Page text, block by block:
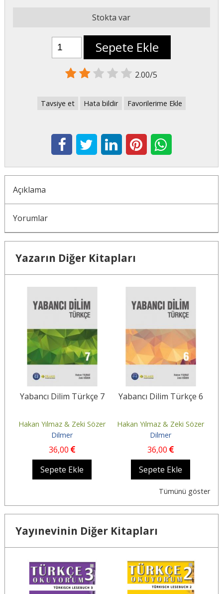
Stokta var
Sepete Ekle
2.00/5
Tavsiye et Hata bildir Favorilerime Ekle
Açıklama
Yorumlar
Yazarın Diğer Kitapları
Yabancı Dilim Türkçe 7
Hakan Yılmaz & Zeki Sözer
Dilmer
36,00
Sepete Ekle
Yabancı Dilim Türkçe 6
Hakan Yılmaz & Zeki Sözer
Dilmer
36,00
Sepete Ekle
Tümünü göster
Yayınevinin Diğer Kitapları